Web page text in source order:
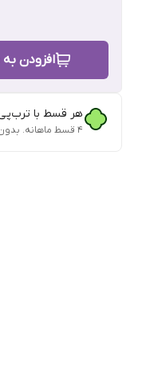
افزودن
هر قسط با
۴ قسط ماهانه. بدون سود، چک و ضامن.